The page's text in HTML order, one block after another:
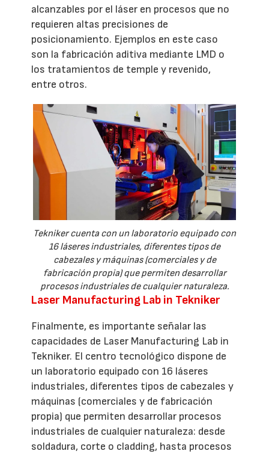
alcanzables por el láser en procesos que no
requieren altas precisiones de
posicionamiento. Ejemplos en este caso
son la fabricación aditiva mediante LMD o
los tratamientos de temple y revenido,
entre otros.
Tekniker cuenta con un laboratorio equipado con
16 láseres industriales, diferentes tipos de
cabezales y máquinas (comerciales y de
fabricación propia) que permiten desarrollar
procesos industriales de cualquier naturaleza.
Laser Manufacturing Lab in Tekniker
Finalmente, es importante señalar las
capacidades de Laser Manufacturing Lab in
Tekniker. El centro tecnológico dispone de
un laboratorio equipado con 16 láseres
industriales, diferentes tipos de cabezales y
máquinas (comerciales y de fabricación
propia) que permiten desarrollar procesos
industriales de cualquier naturaleza: desde
soldadura, corte o cladding, hasta procesos